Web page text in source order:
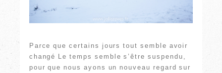
Parce que certains jours tout semble avoir
changé Le temps semble s’être suspendu,
pour que nous ayons un nouveau regard sur